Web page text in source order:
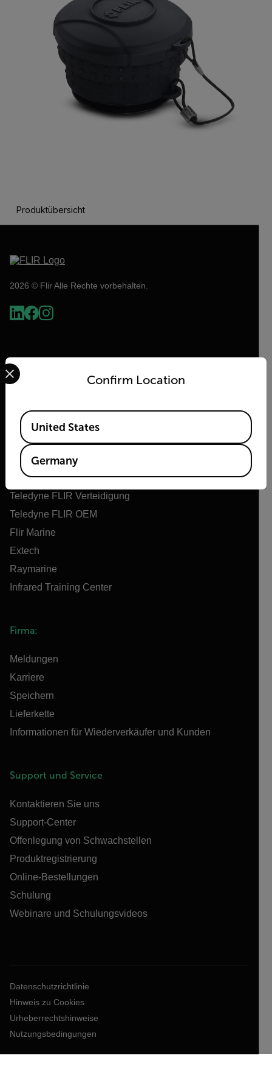
Produktübersicht
2026 © Flir Alle Rechte vorbehalten.
Flir
Über Flir
Teledyne Technologien
Teledyne FLIR Verteidigung
Teledyne FLIR OEM
Flir Marine
Extech
Raymarine
Infrared Training Center
Firma:
Meldungen
Karriere
Speichern
Lieferkette
Informationen für Wiederverkäufer und Kunden
Support und Service
Kontaktieren Sie uns
Support-Center
Offenlegung von Schwachstellen
Produktregistrierung
Online-Bestellungen
Schulung
Webinare und Schulungsvideos
Datenschutzrichtlinie
Hinweis zu Cookies
Urheberrechtshinweise
Nutzungsbedingungen
Confirm Location
Select your preferred country and language from the
Available Locations
United States
Germany